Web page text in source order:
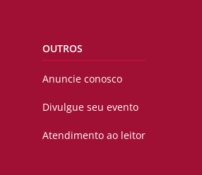
OUTROS
Anuncie conosco
Divulgue seu evento
Atendimento ao leitor